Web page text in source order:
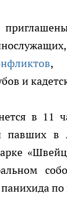
,
и
в 11
павших в
панихида